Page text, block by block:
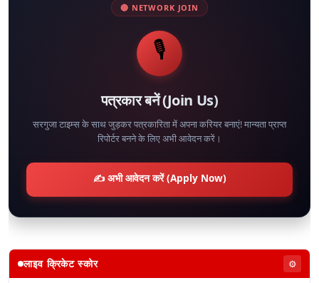
🔴 NETWORK JOIN
🎙️
पत्रकार बनें (Join Us)
सरगुजा टाइम्स के साथ जुड़कर पत्रकारिता में अपना करियर बनाएं! मान्यता प्राप्त
रिपोर्टर बनने के लिए अभी आवेदन करें।
✍️ अभी आवेदन करें (Apply Now)
लाइव क्रिकेट स्कोर ⚙️